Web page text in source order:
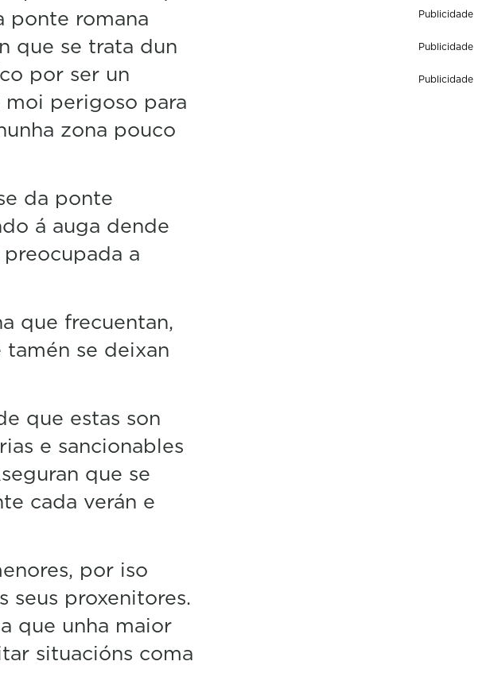
ponte romana
que se trata dun
por ser un
perigoso para
zona pouco
da ponte
á auga dende
a
que frecuentan,
se deixan
que estas son
e sancionables
que se
cada verán e
por iso
seus proxenitores.
que unha maior
situacións coma
Publicidade
Publicidade
Publicidade